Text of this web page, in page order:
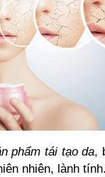
phẩm tái tạo da,
nhiên, lành